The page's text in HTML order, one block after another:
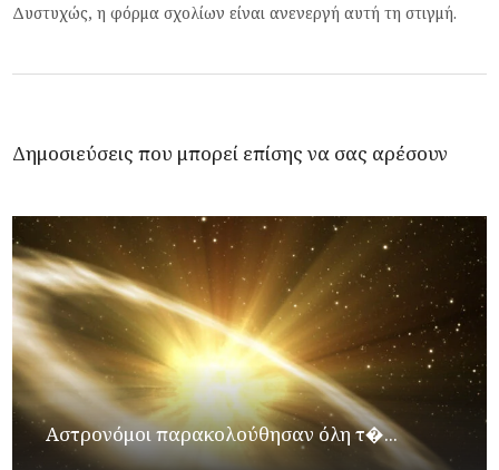
Δυστυχώς, η φόρμα σχολίων είναι ανενεργή αυτή τη στιγμή.
Δημοσιεύσεις που μπορεί επίσης να σας αρέσουν
Αστρονόμοι παρακολούθησαν όλη τ�...